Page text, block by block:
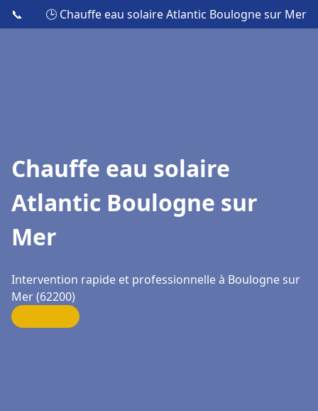
📞 🕒 Chauffe eau solaire Atlantic Boulogne sur Mer
Chauffe eau solaire
Atlantic Boulogne sur
Mer
Intervention rapide et professionnelle à Boulogne sur
Mer (62200)